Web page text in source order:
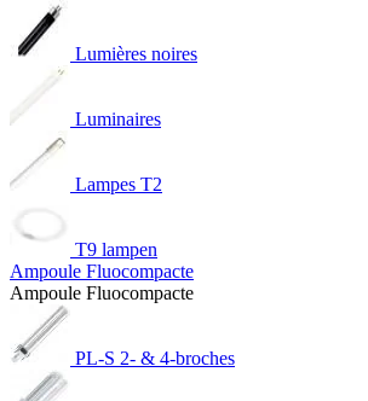
Lumières noires
Luminaires
Lampes T2
T9 lampen
Ampoule Fluocompacte
Ampoule Fluocompacte
PL-S 2- & 4-broches